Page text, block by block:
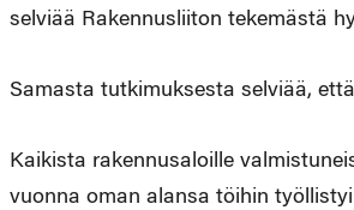
selviää Rakennusliiton tekemästä
Samasta tutkimuksesta selviää,
Kaikista rakennusaloille
vuonna oman alansa töihin